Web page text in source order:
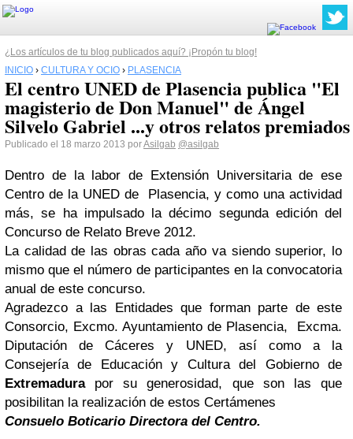
¿Los artículos de tu blog publicados aquí? ¡Propón tu blog!
INICIO › CULTURA Y OCIO › PLASENCIA
El centro UNED de Plasencia publica "El
magisterio de Don Manuel" de Ángel
Silvelo Gabriel ...y otros relatos premiados
Publicado el 18 marzo 2013 porAsilgab @asilgab
Dentro de la labor de Extensión Universitaria de ese
Centro de la UNED de Plasencia, y como una actividad
más, se ha impulsado la décimo segunda edición del
Concurso de Relato Breve 2012.
La calidad de las obras cada año va siendo superior, lo
mismo que el número de participantes en la convocatoria
anual de este concurso.
Agradezco a las Entidades que forman parte de este
Consorcio, Excmo. Ayuntamiento de Plasencia, Excma.
Diputación de Cáceres y UNED, así como a la
Consejería de Educación y Cultura del Gobierno de
Extremadurapor su generosidad, que son las que
posibilitan la realización de estos Certámenes
Consuelo Boticario Directora del Centro.